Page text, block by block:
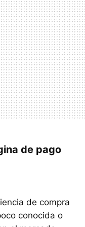
de pago
de compra
conocida o